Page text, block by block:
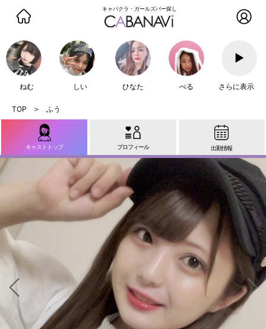
キャバクラ・ガールズバー探し
ねむ しい ひなた べる
▶
さらに表示
ふう
キャストトップ プロフィール 出勤情報